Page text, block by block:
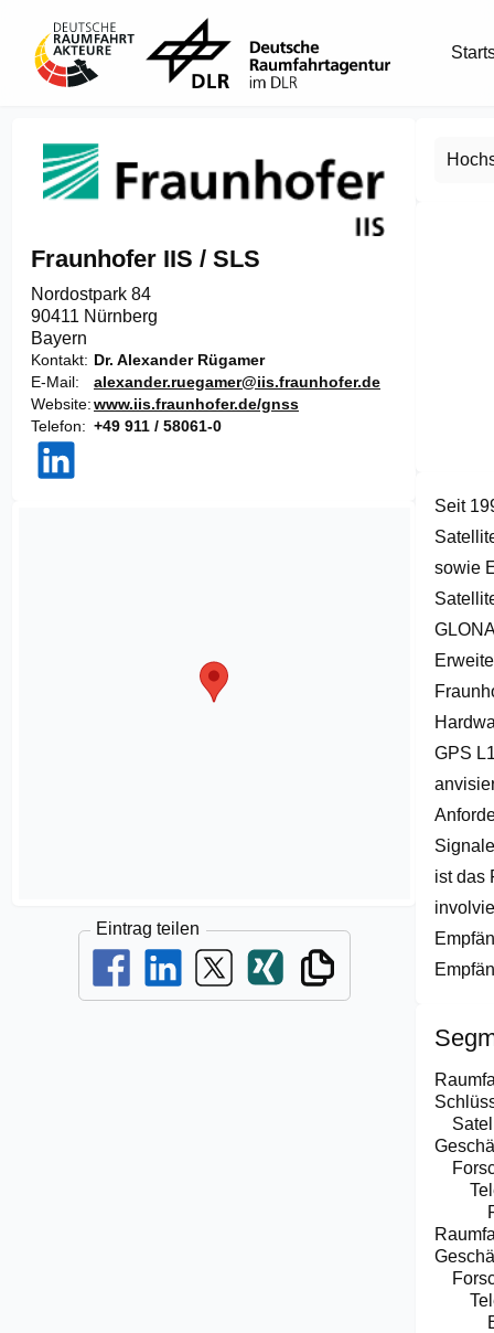
Fraunhofer IIS / SLS
Nordostpark 84
90411 Nürnberg
Bayern
Kontakt
Dr. Alexander Rügamer
E-Mail
alexander.ruegamer@iis.fraunhofer.de
Website www.iis.fraunhofer.de/gnss
Telefon
+49 911 / 58061-0
Eintrag teilen
of
1
Seit
sowie
GPS
ist das